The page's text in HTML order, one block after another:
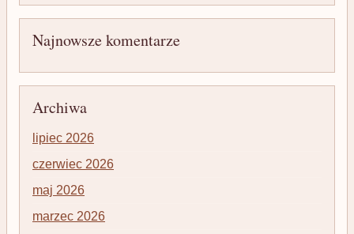
Najnowsze komentarze
Archiwa
lipiec 2026
czerwiec 2026
maj 2026
marzec 2026